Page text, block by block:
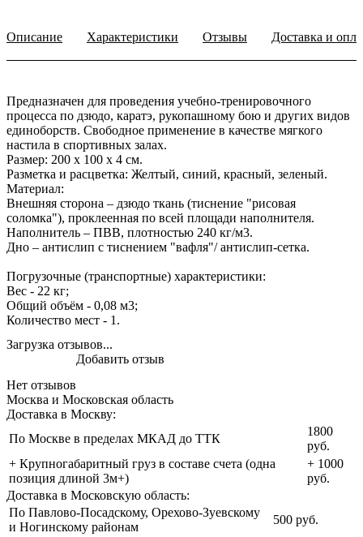
Описание Характеристики Отзывы Доставка и
Предназначен для проведения учебно-тренировочного
процесса по дзюдо, каратэ, рукопашному бою и других видов
единоборств. Свободное применение в качестве мягкого
настила в спортивных залах.
Размер: 200 х 100 х 4 см.
Разметка и расцветка: Желтый, синий, красный, зеленый.
Материал:
Внешняя сторона – дзюдо ткань (тиснение "рисовая
соломка"), проклеенная по всей площади наполнителя.
Наполнитель – ПВВ, плотностью 240 кг/м3.
Дно – антислип с тиснением "вафля"/ антислип-сетка.
Погрузочные (транспортные) характеристики:
Вес - 22 кг;
Общий объём - 0,08 м3;
Количество мест - 1.
Загрузка отзывов...
Нет отзывов
Добавить отзыв
Москва и Московская область
Доставка в Москву:
По Москве в пределах МКАД до ТТК
1800
руб.
+ Крупногабаритный груз в составе счета (одна
позиция длиной 3м+)
+ 1000
руб.
Доставка в Московскую область:
По Павлово-Посадскому, Орехово-Зуевскому
и Ногинскому районам
500 руб.